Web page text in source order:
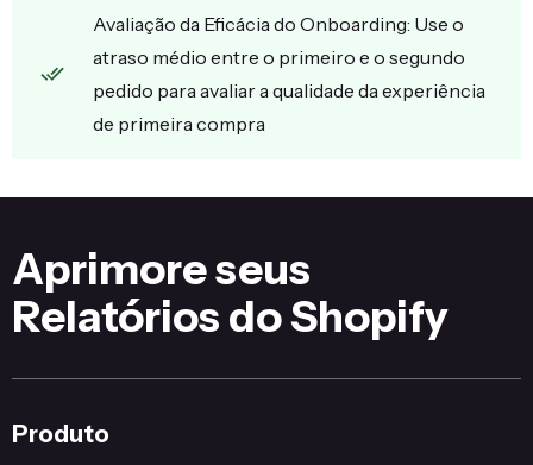
Avaliação da Eficácia do Onboarding: Use o
atraso médio entre o primeiro e o segundo
pedido para avaliar a qualidade da experiência
de primeira compra
Aprimore seus
Relatórios do Shopify
Produto